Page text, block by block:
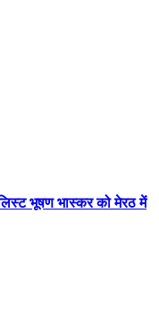
भूषण भास्कर को मेरठ में